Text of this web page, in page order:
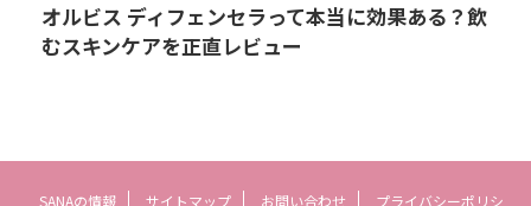
オルビス ディフェンセラって本当に効果ある？飲
むスキンケアを正直レビュー
SANAの情報 サイトマップ お問い合わせ プライバシーポリシ